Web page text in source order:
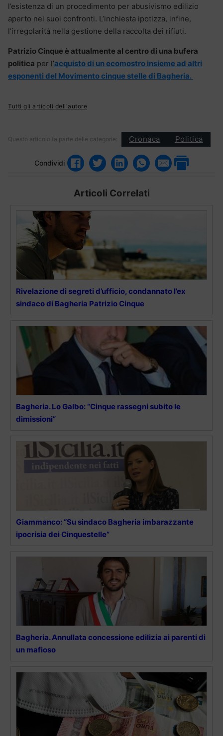
l’esistenza di un procedimento per abusivismo edilizio
aperto nei suoi confronti. L’inchiesta ipotizza, infine,
l’irregolarità nella gestione della raccolta dei rifiuti.
Patrizio Cinque è attualmente al centro di una bufera
politica per l’acquisto di un ecomostro insieme ad altri
esponenti del Movimento cinque stelle di Bagheria.
Tutti gli articoli dell'autore
Questo articolo fa parte delle categorie: Cronaca Politica
Condividi
Articoli Correlati
Rivelazione di segreti d’ufficio, condannato l’ex
sindaco di Bagheria Patrizio Cinque
Bagheria. Lo Galbo: “Cinque rassegni subito le
dimissioni”
Giammanco: “Su sindaco Bagheria imbarazzante
ipocrisia dei Cinquestelle”
Bagheria. Annullata concessione edilizia ai parenti di
un mafioso